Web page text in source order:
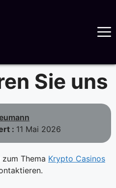
Sie uns
: 11 Mai 2026
Thema Krypto Casinos